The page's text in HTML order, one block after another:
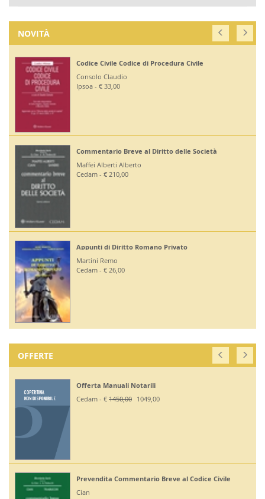
NOVITÀ
Codice Civile Codice di Procedura Civile
Consolo Claudio
Ipsoa - € 33,00
Commentario Breve al Diritto delle Società
Maffei Alberti Alberto
Cedam - € 210,00
Appunti di Diritto Romano Privato
Martini Remo
Cedam - € 26,00
OFFERTE
Offerta Manuali Notarili
Cedam - € 1450,00 1049,00
Prevendita Commentario Breve al Codice Civile
Cian